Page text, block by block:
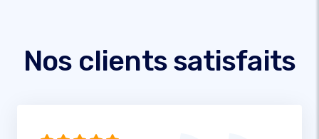
Nos clients satisfaits